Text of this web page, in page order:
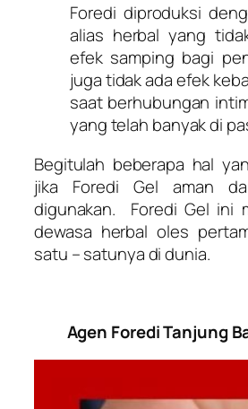
Foredi diproduksi
alias herbal yang
efek samping bagi
juga tidak ada efek
saat berhubungan
yang telah banyak di
Begitulah beberapa hal
jika Foredi Gel aman
digunakan. Foredi Gel ini
dewasa herbal oles
satu – satunya di dunia.
Agen Foredi Tanjung